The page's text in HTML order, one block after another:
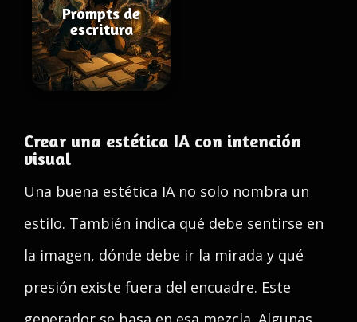
Prompts de
escritura
Crear una estética IA con intención
visual
Una buena estética IA no solo nombra un
estilo. También indica qué debe sentirse en
la imagen, dónde debe ir la mirada y qué
presión existe fuera del encuadre. Este